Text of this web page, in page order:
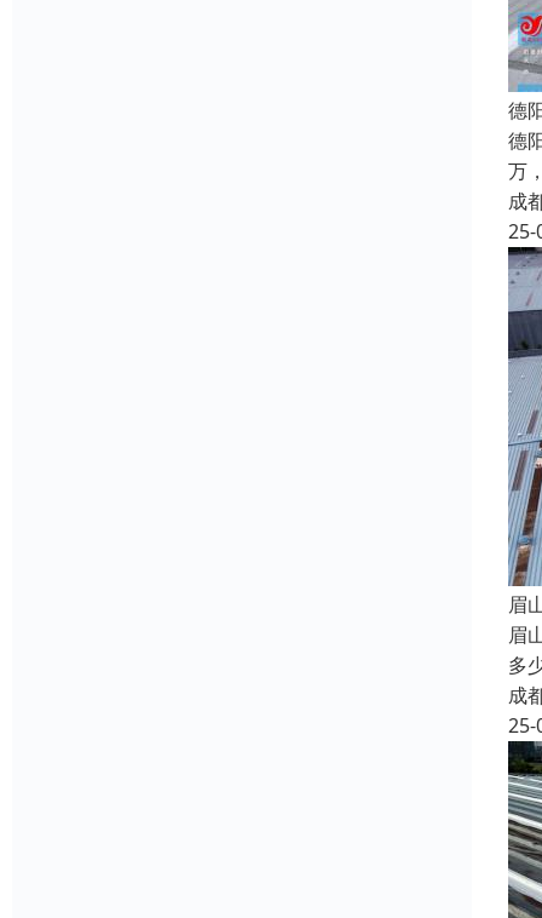
德
德
万
成
25-
眉
眉
多
成
25-